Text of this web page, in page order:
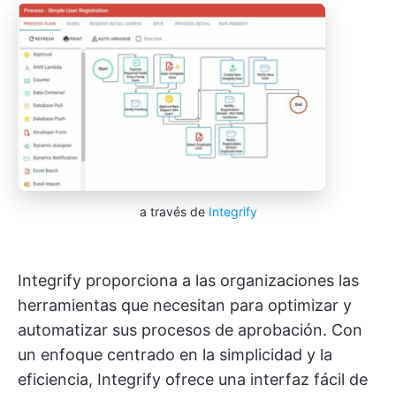
a través de Integrify
Integrify proporciona a las organizaciones las
herramientas que necesitan para optimizar y
automatizar sus procesos de aprobación. Con
un enfoque centrado en la simplicidad y la
eficiencia, Integrify ofrece una interfaz fácil de